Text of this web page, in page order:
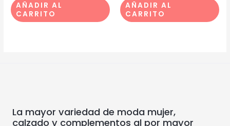
AÑADIR AL
CARRITO
AÑADIR AL
CARRITO
La mayor variedad de moda mujer,
calzado y complementos al por mayor